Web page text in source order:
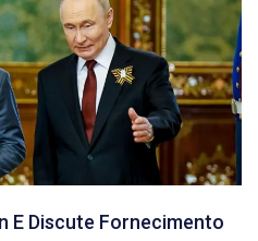
E Discute Fornecimento